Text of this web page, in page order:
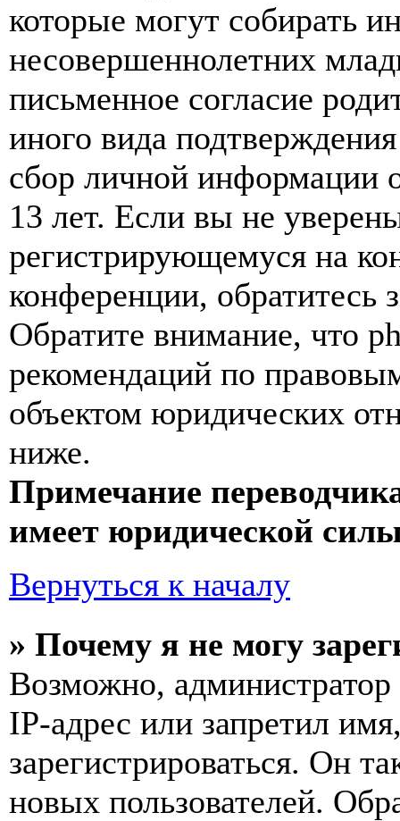
которые могут собирать
несовершеннолетних
письменное согласие
иного вида
сбор личной информации
13 лет. Если вы не
регистрирующемуся на
конференции, обратитесь
Обратите внимание, что
рекомендаций по
объектом юридических
ниже.
Примечание
имеет юридической
Вернуться к началу
» Почему я не могу
Возможно,
IP-адрес или запретил
зарегистрироваться. Он
новых пользователей.